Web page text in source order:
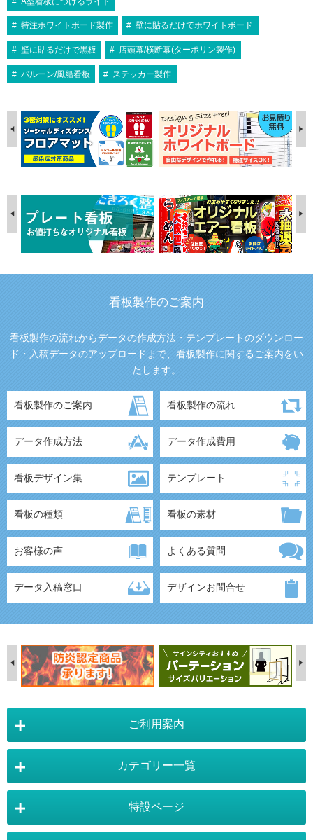
特注ホワイトボード製作 壁に貼るだけでホワイトボード
壁に貼るだけで黒板 店頭幕/横断幕(ターポリン製作)
バルーン/風船看板 ステッカー製作
看板製作のご案内
看板製作の流れからデータの作成方法・テンプレートのダウンロー
ド・入稿データのアップロードまで、看板製作に関するご案内をい
たします。
看板製作のご案内 看板製作の流れ
データ作成方法 データ作成費用
看板デザイン集 テンプレート
看板の種類 看板の素材
お客様の声 よくある質問
データ入稿窓口 デザインお問合せ
ご利用案内
店舗詳細情報 カテゴリー一覧
特設ページ